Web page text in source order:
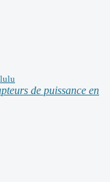
lulu
de puissance en